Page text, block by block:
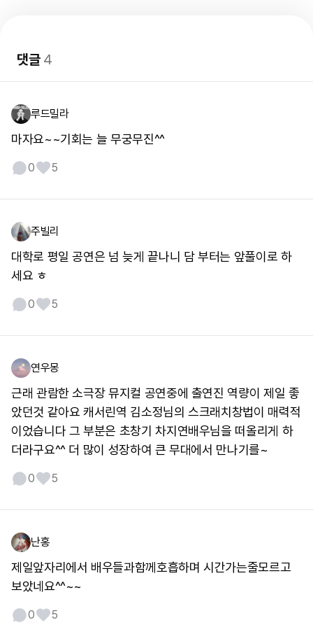
댓글4
루드밀라
마자요~~기회는 늘 무궁무진^^
0 5
주빌리
대학로 평일 공연은 넘 늦게 끝나니 담 부터는 앞풀이로 하
세요 ㅎ
0 5
연우몽
근래 관람한 소극장 뮤지컬 공연중에 출연진 역량이 제일 좋
았던것 같아요 캐서린역 김소정님의 스크래치창법이 매력적
이었습니다 그 부분은 초창기 차지연배우님을 떠올리게 하
더라구요^^ 더 많이 성장하여 큰 무대에서 만나기를~
0 5
난홍
제일앞자리에서 배우들과함께호흡하며 시간가는줄모르고
보았네요^^~~
0 5